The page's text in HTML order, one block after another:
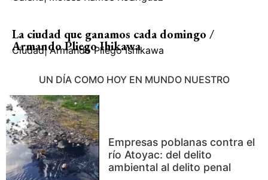
La ciudad que ganamos cada domingo /
Armando Pliego Ihikawa
Ciudad| Armando Pliego Ishikawa
UN DÍA COMO HOY EN MUNDO NUESTRO
Empresas poblanas contra el
río Atoyac: del delito
ambiental al delito penal